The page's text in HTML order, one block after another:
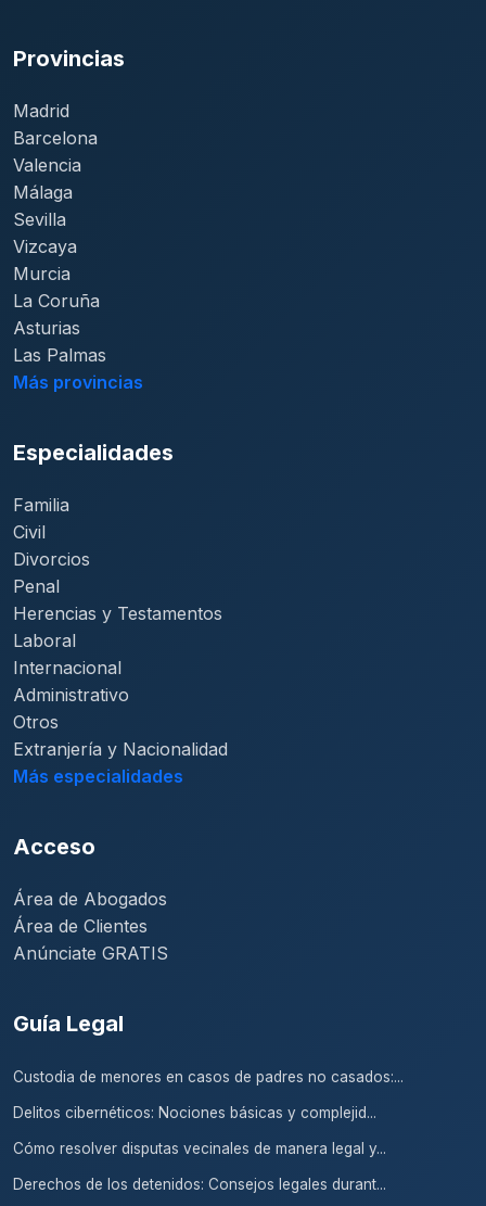
Provincias
Madrid
Barcelona
Valencia
Málaga
Sevilla
Vizcaya
Murcia
La Coruña
Asturias
Las Palmas
Más provincias
Especialidades
Familia
Civil
Divorcios
Penal
Herencias y Testamentos
Laboral
Internacional
Administrativo
Otros
Extranjería y Nacionalidad
Más especialidades
Acceso
Área de Abogados
Área de Clientes
Anúnciate GRATIS
Guía Legal
Custodia de menores en casos de padres no casados:...
Delitos cibernéticos: Nociones básicas y complejid...
Cómo resolver disputas vecinales de manera legal y...
Derechos de los detenidos: Consejos legales durant...